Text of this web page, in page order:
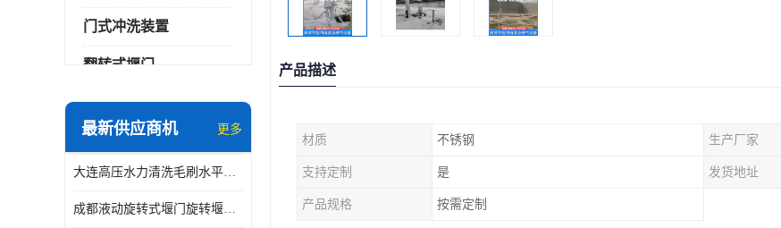
门式冲洗装置
翻转式堰门
智能一体化雨水泵站
智能一体化供水泵房
智能一体化净水设备
最新供应商机 更多
大连高压水力清洗毛刷水平自清洁滚刷 水力自动冲洗系统 水力清洗
成都液动旋转式堰门旋转堰门 自动控制 SUS304
产品描述
材质 不锈钢 生产厂家
支持定制 是 发货地址
产品规格 按需定制